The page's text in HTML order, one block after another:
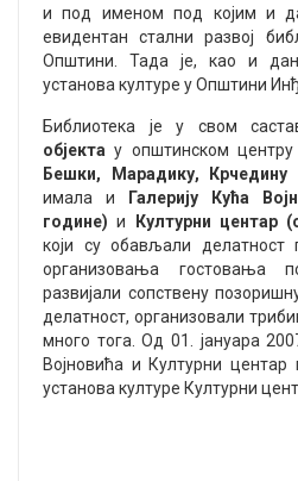
и под именом под којим и
евидентан стални развој
Општини. Тада је, као и
установа културе у Општини
Библиотека је у свом
објекта у општинском
Бешки, Марадику,
имала и
Галерију Кућа
године)и Културни центар
који су обављали
организовања гостовања
развијали сопствену
делатност, организовали
много тога. Од 01. јануара
Војновића и Културни центар
установа културе Културни